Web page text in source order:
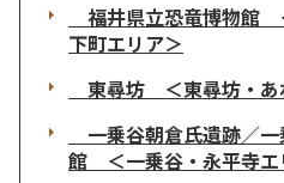
福井県立恐竜博物館
下町エリア＞
東尋坊 ＜東尋坊・あ
一乗谷朝倉氏遺跡／
館 ＜一乗谷・永平寺エ